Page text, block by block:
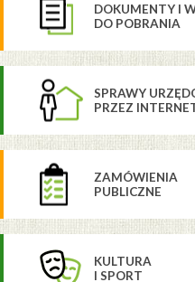
DOKUMENTY I
DO POBRANIA
SPRAWY
PRZEZ
ZAMÓWIENIA
PUBLICZNE
KULTURA
I SPORT